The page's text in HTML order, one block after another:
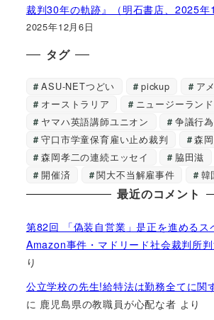
裁判30年の軌跡』（明石書店、2025年
2025年12月6日
タグ
ASU-NETつどい pickup
ア
オーストラリア
ニュージーランド
ヤマハ英語講師ユニオン
争議行為
守口市学童保育雇い止め裁判
森
森岡孝二の連続エッセイ
脇田滋
開催済
関大不当解雇事件 韓
最近のコメント
第82回 「偽装自営業」是正を進めるス
Amazon事件・マドリード社会裁判所
り
公立学校の先生!給特法は勤務全てに関
に 鹿児島県の教職員が心配な者 より